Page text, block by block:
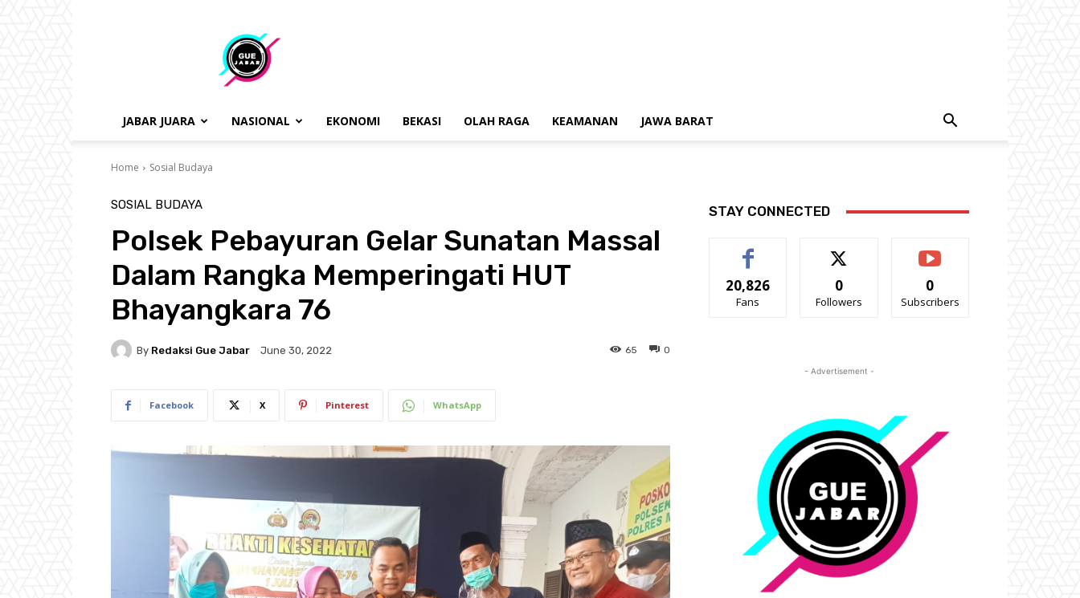
gue
jabar
JABAR JUARA NASIONAL EKONOMI BEKASI OLAH RAGA KEAMANAN JAWA BARAT
Home Sosial Budaya
SOSIAL BUDAYA
Polsek Pebayuran Gelar Sunatan Massal
Dalam Rangka Memperingati HUT
Bhayangkara 76
By Redaksi Gue Jabar June 30, 2022 0
65
Facebook X Pinterest WhatsApp
STAY CONNECTED
20,826
Fans
0
Followers
0
Subscribers
- Advertisement -